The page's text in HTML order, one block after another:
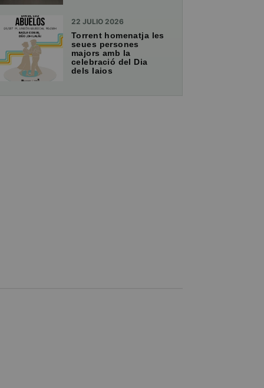
22 JULIO 2026
Torrent homenatja les
seues persones
majors amb la
celebració del Dia
dels Iaios